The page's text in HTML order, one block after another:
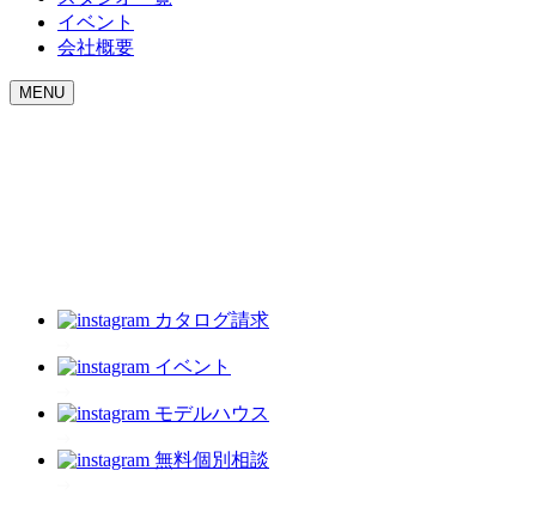
イベント
会社概要
MENU
カタログ請求
イベント
モデルハウス
無料個別相談